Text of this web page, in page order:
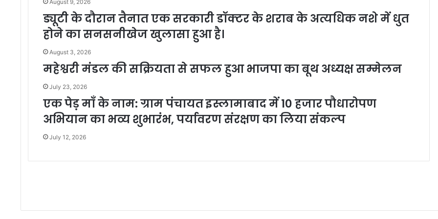
August 9, 2026
ड्यूटी के दौरान तैनात एक सरकारी डॉक्टर के शराब के अत्यधिक नशे में धुत
होने का सनसनीखेज खुलासा हुआ है।
August 3, 2026
महेश्वरी मंडल की सक्रियता से सफल हुआ भाजपा का बूथ अध्यक्ष सम्मेलन
July 23, 2026
एक पेड़ माँ के नाम: ग्राम पंचायत इस्लामाबाद में 10 हजार पौधारोपण
अभियान का भव्य शुभारंभ, पर्यावरण संरक्षण का लिया संकल्प
July 12, 2026